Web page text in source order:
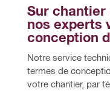
Sur chantier
nos experts
conception
Notre service
termes de
votre chantier, par